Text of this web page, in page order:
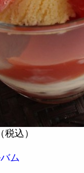
込）
ム